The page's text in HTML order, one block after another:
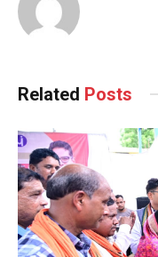
Related Posts